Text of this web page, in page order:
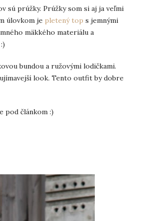
sú prúžky. Prúžky som si aj ja veľmi
úlovkom je pletený top s jemnými
mäkkého materiálu a
bundou a ružovými lodičkami.
look. Tento outfit by dobre
pod článkom :)